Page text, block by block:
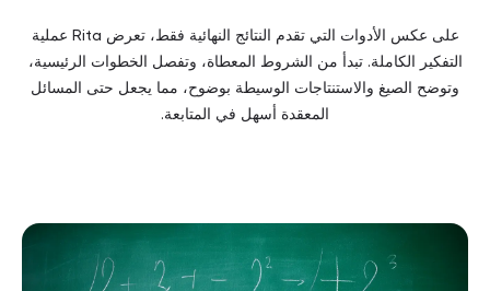
على عكس الأدوات التي تقدم النتائج النهائية فقط، تعرض Rita عملية
التفكير الكاملة. تبدأ من الشروط المعطاة، وتفصل الخطوات الرئيسية،
وتوضح الصيغ والاستنتاجات الوسيطة بوضوح، مما يجعل حتى المسائل
المعقدة أسهل في المتابعة.